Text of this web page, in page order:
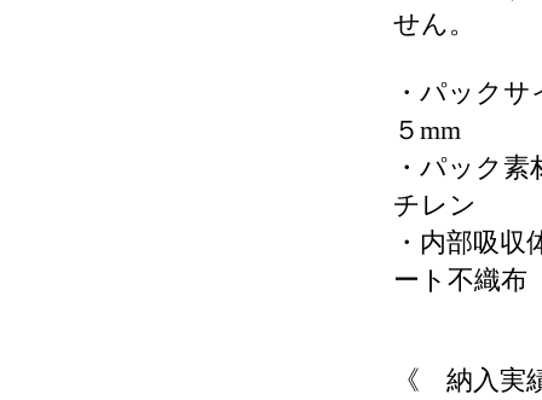
せん。
・パック
５mm
・パック
チレン
・内部吸
ート不織布
《 納入